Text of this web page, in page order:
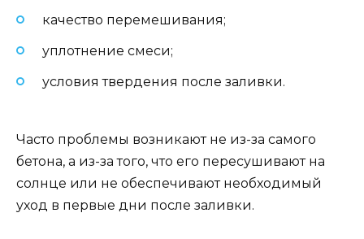
качество перемешивания;
уплотнение смеси;
условия твердения после заливки.
Часто проблемы возникают не из-за самого
бетона, а из-за того, что его пересушивают на
солнце или не обеспечивают необходимый
уход в первые дни после заливки.